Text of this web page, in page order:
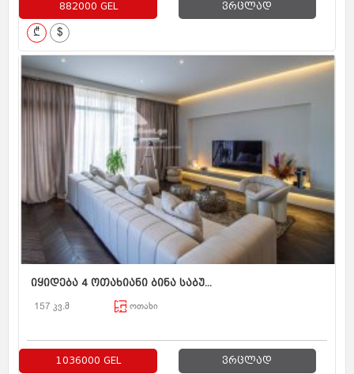
882000 GEL ვრცლად
₾ $
იყიდება 4 ოთახიანი ბინა საბუ...
157 კვ.მ ოთახი
1036000 GEL ვრცლად